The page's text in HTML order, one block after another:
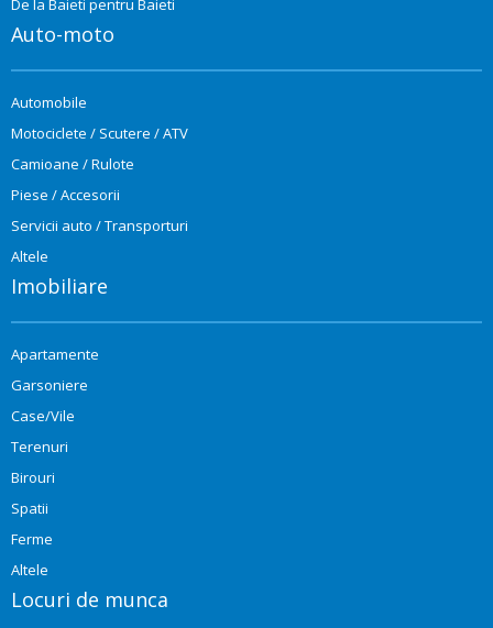
De la Baieti pentru Baieti
Auto-moto
Automobile
Motociclete / Scutere / ATV
Camioane / Rulote
Piese / Accesorii
Servicii auto / Transporturi
Altele
Imobiliare
Apartamente
Garsoniere
Case/Vile
Terenuri
Birouri
Spatii
Ferme
Altele
Locuri de munca